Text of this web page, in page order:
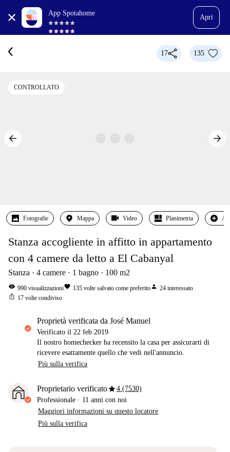
App Spotahome
Apri
17 135
CONTROLLATO
Fotografie Mappa Video Planimetria
Stanza accogliente in affitto in appartamento
con 4 camere da letto a El Cabanyal
Stanza 4 camere 1 bagno 100 m2
visibility 990 visualizzazionifavorite 135 volte salvato come preferitoperson 24 interessato
ios_share 17 volte condiviso
proprietà verificata da José Manuel
Verificato il 22 feb 2019
Il nostro homechecker ha recensito la casa per assicurarti di
ricevere esattamente quello che vedi nell'annuncio.
Più sulla verifica
Proprietario verificatostar4 (7530)
Professionale · 11 anni con noi
Maggiori informazioni su questo locatore
Più sulla verifica